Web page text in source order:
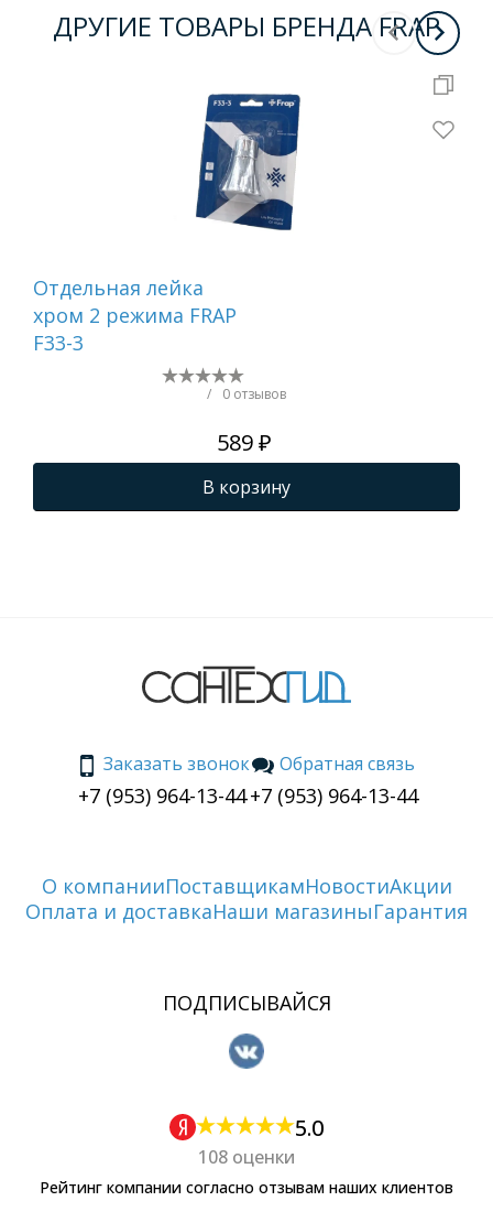
ДРУГИЕ ТОВАРЫ БРЕНДА FRAP
Отдельная лейка
хром 2 режима FRAP
F33-3
/ 0 отзывов
589 ₽
В корзину
Заказать звонок
+7 (953) 964-13-44
Обратная связь
+7 (953) 964-13-44
О компанииПоставщикамНовостиАкции
Оплата и доставкаНаши магазиныГарантия
ПОДПИСЫВАЙСЯ
5.0
108 оценки
Рейтинг компании согласно отзывам наших клиентов